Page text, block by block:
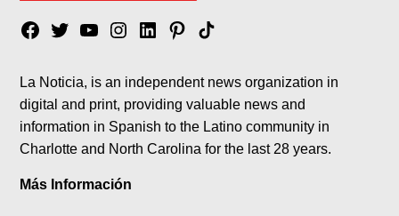
Facebook
TwitterYouTubeInstagram
LinkedinPinterest
Tik
La Noticia, is an independent news organization in
digital and print, providing valuable news and
information in Spanish to the Latino community in
Charlotte and North Carolina for the last 28 years.
Más Información